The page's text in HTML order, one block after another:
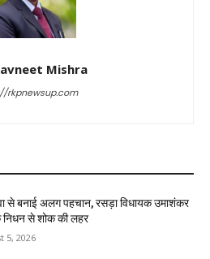
Mishra
rkpnewsup.com
से बनाई अलग पहचान, रसड़ा विधायक उमाशंकर
निधन से शोक की लहर
5, 2026